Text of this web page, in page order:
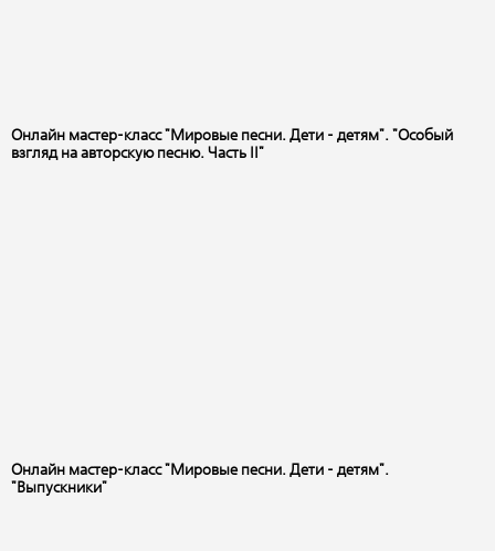
Онлайн мастер-класс "Мировые песни. Дети - детям". "Особый
взгляд на авторскую песню. Часть II"
Онлайн мастер-класс "Мировые песни. Дети - детям".
"Выпускники"